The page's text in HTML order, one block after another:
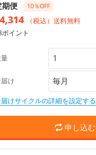
期便 10％OFF
（税込）送料無料
イント
け
けサイクルの詳細を設定する
申し込む